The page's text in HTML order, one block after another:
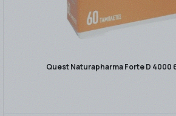
Quest Naturapharma Forte D 4000